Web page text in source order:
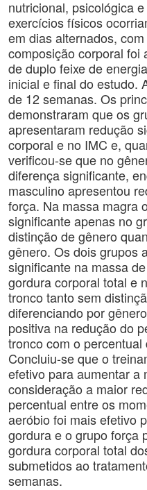
nutricional, psicológica
exercícios físicos
em dias alternados,
composição corporal foi
de duplo feixe de
inicial e final do estudo.
de 12 semanas. Os
demonstraram que os
apresentaram redução
corporal e no IMC e,
verificou-se que no
diferença significante,
masculino apresentou
força. Na massa magra
significante apenas no
distinção de gênero
gênero. Os dois grupos
significante na massa
gordura corporal total e
tronco tanto sem
diferenciando por
positiva na redução do
tronco com o
Concluiu-se que o
efetivo para aumentar a
consideração a maior
percentual entre os
aeróbio foi mais efetivo
gordura e o grupo força
gordura corporal total
submetidos ao
semanas.